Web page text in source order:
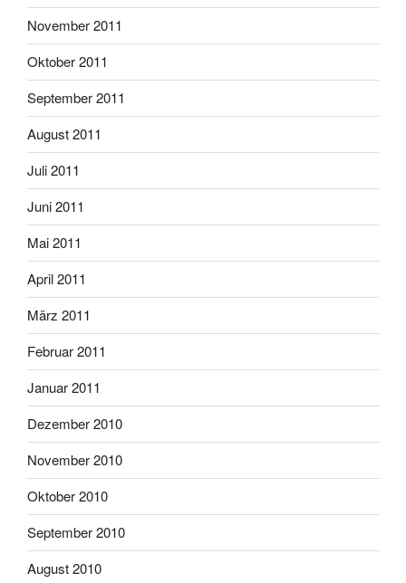
November 2011
Oktober 2011
September 2011
August 2011
Juli 2011
Juni 2011
Mai 2011
April 2011
März 2011
Februar 2011
Januar 2011
Dezember 2010
November 2010
Oktober 2010
September 2010
August 2010